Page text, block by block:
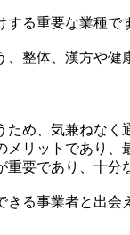
る重要な業種
整体、漢方や
め、気兼ねなく
リットであり
要であり、十
る事業者と出会